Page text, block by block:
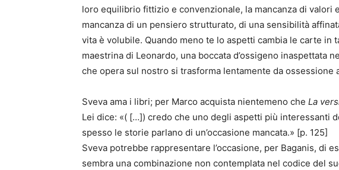
loro equilibrio fittizio e convenzionale, la mancanza di valori
mancanza di un pensiero strutturato, di una sensibilità
vita è volubile. Quando meno te lo aspetti cambia le carte in
maestrina di Leonardo, una boccata d’ossigeno inaspettata
che opera sul nostro si trasforma lentamente da ossessione
Sveva ama i libri; per Marco acquista nientemeno che La
Lei dice: «( […]) credo che uno degli aspetti più interessanti
spesso le storie parlano di un’occasione mancata.» [p. 125]
Sveva potrebbe rappresentare l’occasione, per Baganis,
sembra una combinazione non contemplata nel codice del